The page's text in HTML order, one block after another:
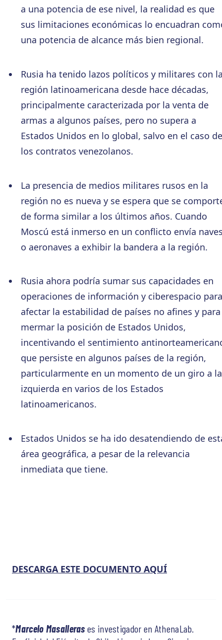
a una potencia de ese nivel, la realidad es que
sus limitaciones económicas lo encuadran
una potencia de alcance más bien regional.
Rusia ha tenido lazos políticos y militares con
región latinoamericana desde hace décadas,
principalmente caracterizada por la venta de
armas a algunos países, pero no supera a
Estados Unidos en lo global, salvo en el caso de
los contratos venezolanos.
La presencia de medios militares rusos en la
región no es nueva y se espera que se
de forma similar a los últimos años. Cuando
Moscú está inmerso en un conflicto envía
o aeronaves a exhibir la bandera a la región.
Rusia ahora podría sumar sus capacidades en
operaciones de información y ciberespacio para
afectar la estabilidad de países no afines y para
mermar la posición de Estados Unidos,
incentivando el sentimiento
que persiste en algunos países de la región,
particularmente en un momento de un giro a la
izquierda en varios de los Estados
latinoamericanos.
Estados Unidos se ha ido desatendiendo de
área geográfica, a pesar de la relevancia
inmediata que tiene.
DESCARGA ESTE DOCUMENTO AQUÍ
*Marcelo Masalleras es investigador en AthenaLab.